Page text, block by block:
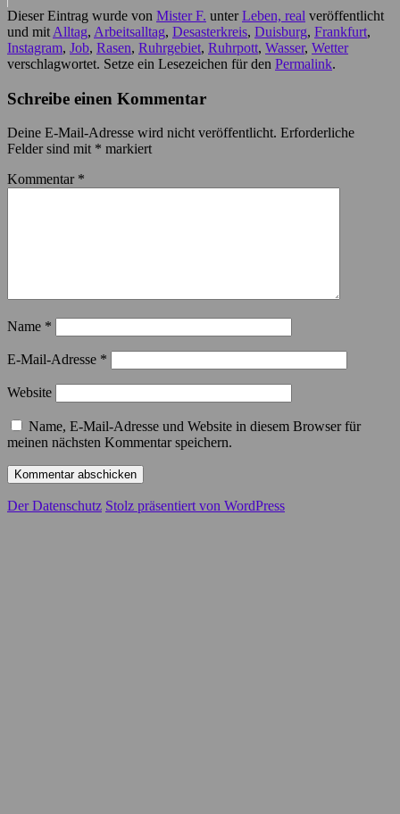
Dieser Eintrag wurde von Mister F. unterLeben, real veröffentlicht
und mit Alltag, Arbeitsalltag, Desasterkreis, Duisburg, Frankfurt,
Instagram, Job, Rasen, Ruhrgebiet, Ruhrpott, Wasser, Wetter
verschlagwortet. Setze ein Lesezeichen für den Permalink.
Schreibe einen Kommentar
Deine E-Mail-Adresse wird nicht veröffentlicht. Erforderliche
Felder sind mit * markiert
Kommentar *
Name *
E-Mail-Adresse *
Website
Name, E-Mail-Adresse und Website in diesem Browser für
meinen nächsten Kommentar speichern.
Der Datenschutz Stolz präsentiert von WordPress